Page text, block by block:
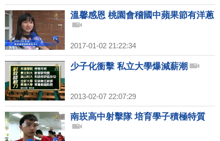
溫馨感恩 桃園會稽國中蘋果節有洋蔥
2017-01-02 21:22:34
少子化衝擊 私立大學爆減薪潮
2013-02-07 22:07:29
南崁高中射擊隊 培育學子積極特質